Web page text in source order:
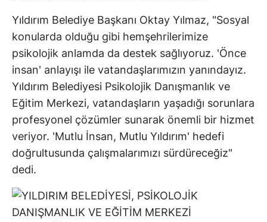
Yıldırım Belediye Başkanı Oktay Yılmaz, "Sosyal
konularda olduğu gibi hemşehrilerimize
psikolojik anlamda da destek sağlıyoruz. 'Önce
insan' anlayışı ile vatandaşlarımızın yanındayız.
Yıldırım Belediyesi Psikolojik Danışmanlık ve
Eğitim Merkezi, vatandaşların yaşadığı sorunlara
profesyonel çözümler sunarak önemli bir hizmet
veriyor. 'Mutlu İnsan, Mutlu Yıldırım' hedefi
doğrultusunda çalışmalarımızı sürdüreceğiz"
dedi.